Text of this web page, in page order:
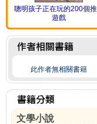
聰明孩子正在玩的200個
遊戲
此作者無相關書籍
文學小說